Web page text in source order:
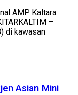
AMP Kaltara.
–
di kawasan
Asian Mini